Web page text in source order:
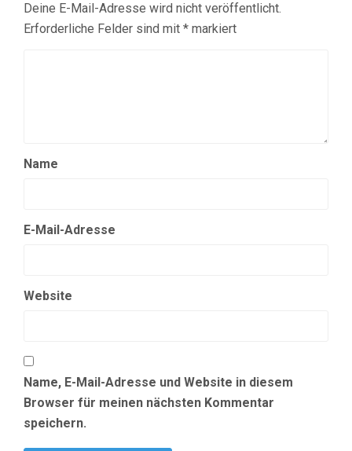
Deine E-Mail-Adresse wird nicht veröffentlicht.
Erforderliche Felder sind mit * markiert
Name
E-Mail-Adresse
Website
Name, E-Mail-Adresse und Website in diesem
Browser für meinen nächsten Kommentar
speichern.